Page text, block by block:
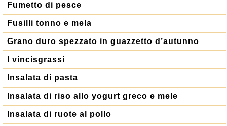
Fumetto di pesce
Fusilli tonno e mela
Grano duro spezzato in guazzetto d’autunno
I vincisgrassi
Insalata di pasta
Insalata di riso allo yogurt greco e mele
Insalata di ruote al pollo